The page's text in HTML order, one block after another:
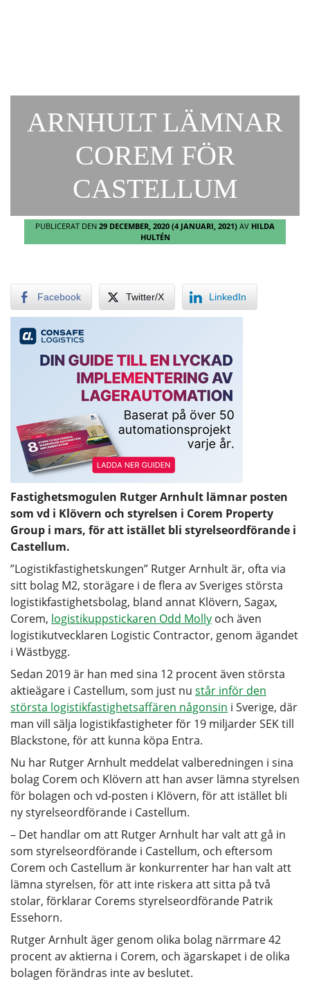
ARNHULT LÄMNAR
COREM FÖR
CASTELLUM
PUBLICERAT DEN 29 DECEMBER, 2020 (4 JANUARI, 2021) AV HILDA
HULTÉN
Facebook Twitter/X LinkedIn
Fastighetsmogulen Rutger Arnhult lämnar posten
som vd i Klövern och styrelsen i Corem Property
Group i mars, för att istället bli styrelseordförande i
Castellum.
”Logistikfastighetskungen” Rutger Arnhult är, ofta via
sitt bolag M2, storägare i de flera av Sveriges största
logistikfastighetsbolag, bland annat Klövern, Sagax,
Corem, logistikuppstickaren Odd Molly och även
logistikutvecklaren Logistic Contractor, genom ägandet
i Wästbygg.
Sedan 2019 är han med sina 12 procent även största
aktieägare i Castellum, som just nu står inför den
största logistikfastighetsaffären någonsin i Sverige, där
man vill sälja logistikfastigheter för 19 miljarder SEK till
Blackstone, för att kunna köpa Entra.
Nu har Rutger Arnhult meddelat valberedningen i sina
bolag Corem och Klövern att han avser lämna styrelsen
för bolagen och vd-posten i Klövern, för att istället bli
ny styrelseordförande i Castellum.
– Det handlar om att Rutger Arnhult har valt att gå in
som styrelseordförande i Castellum, och eftersom
Corem och Castellum är konkurrenter har han valt att
lämna styrelsen, för att inte riskera att sitta på två
stolar, förklarar Corems styrelseordförande Patrik
Essehorn.
Rutger Arnhult äger genom olika bolag närrmare 42
procent av aktierna i Corem, och ägarskapet i de olika
bolagen förändras inte av beslutet.